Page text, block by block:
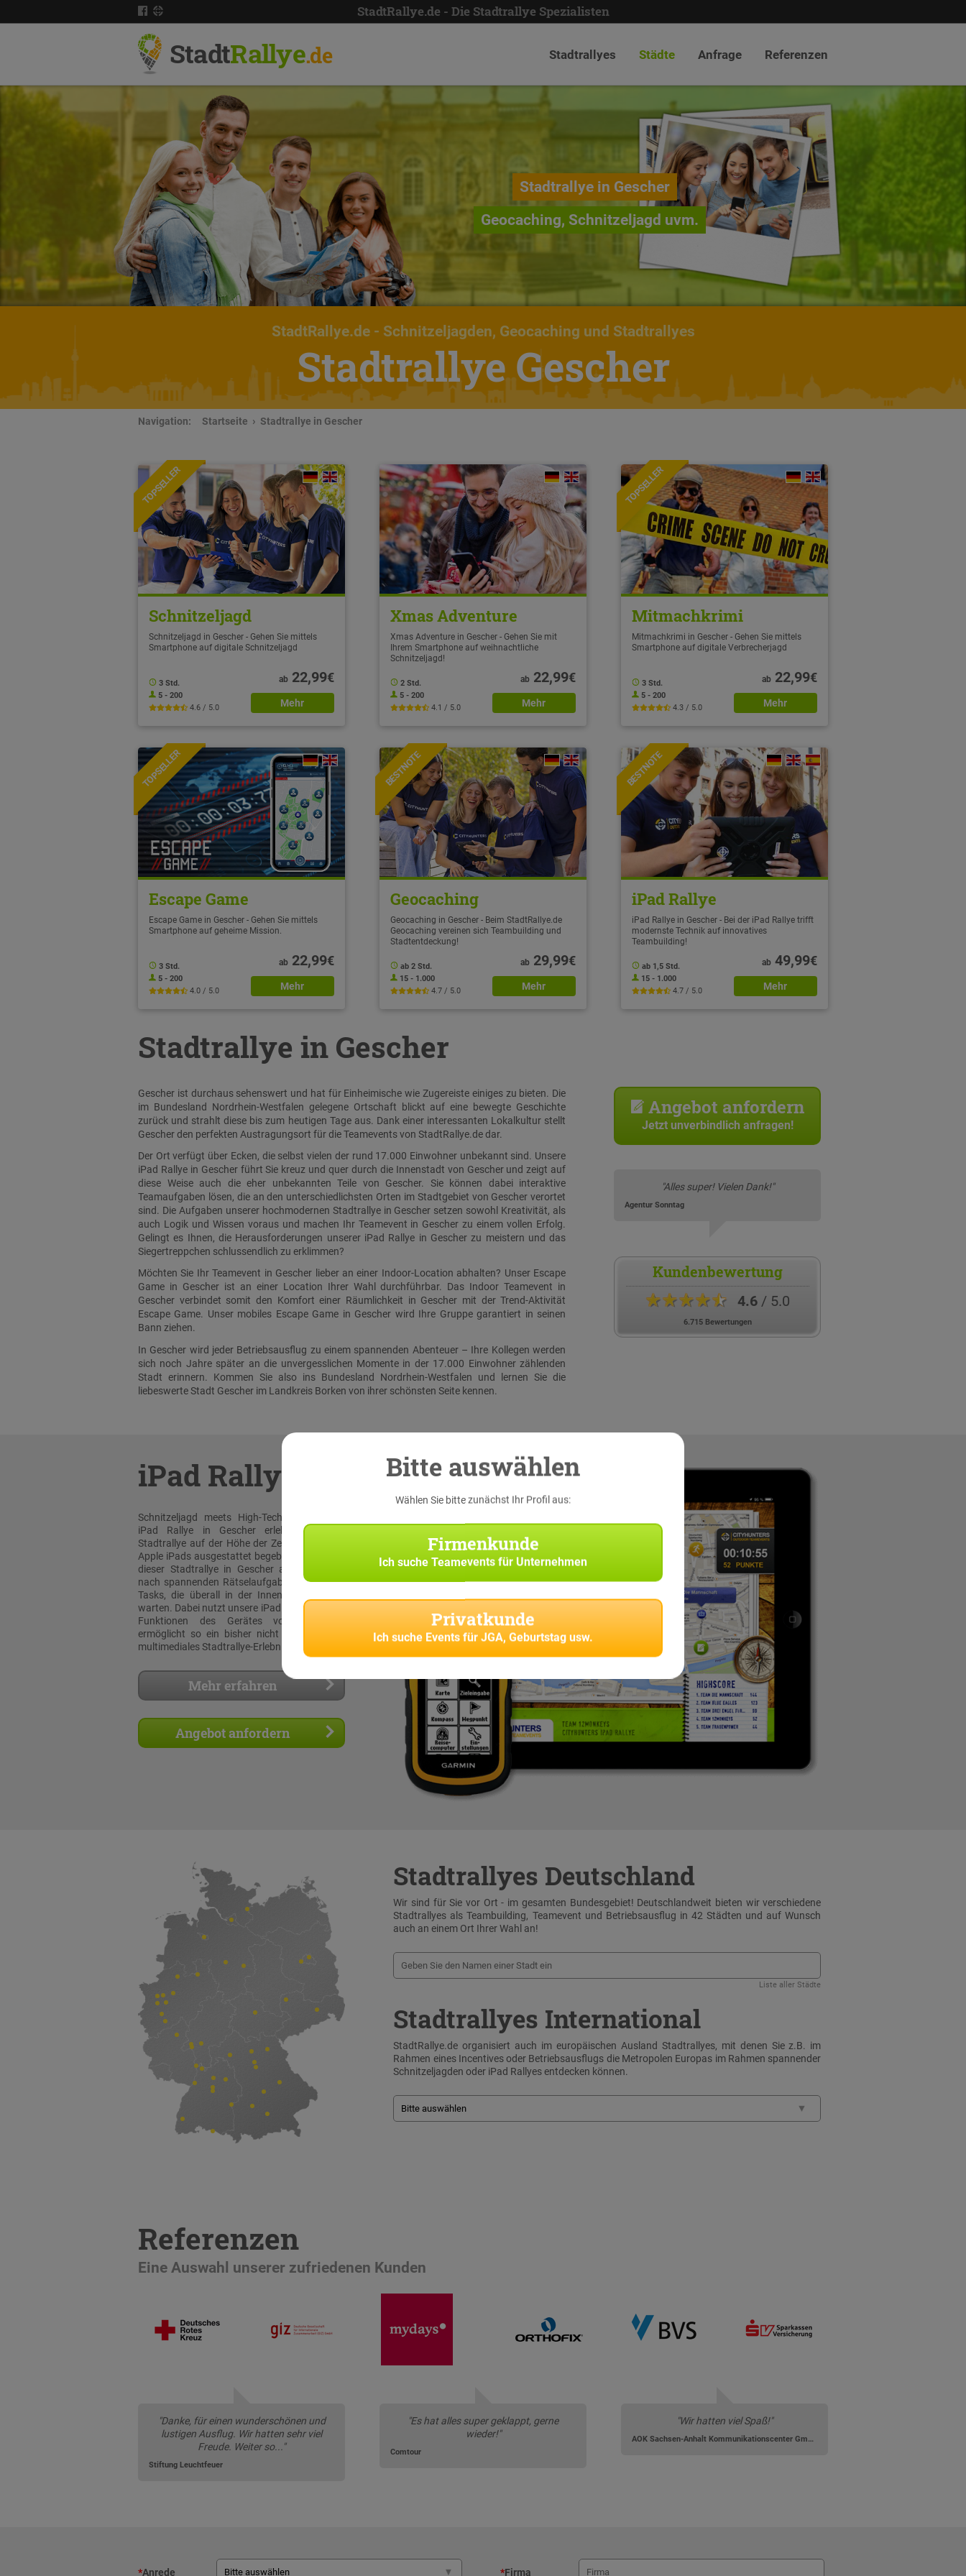
StadtRallye.de - Die Stadtrallye Spezialisten
StadtRallye.de Stadtrallyes Städte Anfrage Referenzen
Stadtrallye in Gescher
Geocaching, Schnitzeljagd uvm.
StadtRallye.de- Schnitzeljagden, Geocaching und Stadtrallyes
Stadtrallye Gescher
Navigation: Startseite Stadtrallye in Gescher
TOPSELLER
Schnitzeljagd
Schnitzeljagd in Gescher - Gehen Sie mittels
Smartphone auf digitale Schnitzeljagd
3 Std.
5 - 200
4.6 / 5.0
ab22,99€
Mehr
Xmas Adventure
Xmas Adventure in Gescher - Gehen Sie mit
Ihrem Smartphone auf weihnachtliche
Schnitzeljagd!
2 Std.
5 - 200
4.1 / 5.0
ab22,99€
Mehr
TOPSELLER
Mitmachkrimi
Mitmachkrimi in Gescher - Gehen Sie mittels
Smartphone auf digitale Verbrecherjagd
3 Std.
5 - 200
4.3 / 5.0
ab22,99€
Mehr
NEU
TOPSELLER
Escape Game
Escape Game in Gescher - Gehen Sie mittels
Smartphone auf geheime Mission.
3 Std.
5 - 200
4.0 / 5.0
ab22,99€
Mehr
BESTNOTE
Geocaching
Geocaching in Gescher - Beim StadtRallye.de
Geocaching vereinen sich Teambuilding und
Stadtentdeckung!
ab 2 Std.
15 - 1.000
4.7 / 5.0
ab29,99€
Mehr
BESTNOTE
iPad Rallye
iPad Rallye in Gescher - Bei der iPad Rallye trifft
modernste Technik auf innovatives
Teambuilding!
ab 1,5 Std.
15 - 1.000
4.7 / 5.0
ab49,99€
Mehr
Stadtrallye in Gescher
Gescher ist durchaus sehenswert und hat für Einheimische wie Zugereiste einiges zu bieten. Die
im Bundesland Nordrhein-Westfalen gelegene Ortschaft blickt auf eine bewegte Geschichte
zurück und strahlt diese bis zum heutigen Tage aus. Dank einer interessanten Lokalkultur stellt
Gescher den perfekten Austragungsort für die Teamevents von StadtRallye.de dar.
Der Ort verfügt über Ecken, die selbst vielen der rund 17.000 Einwohner unbekannt sind. Unsere
iPad Rallye in Gescher führt Sie kreuz und quer durch die Innenstadt von Gescher und zeigt auf
diese Weise auch die eher unbekannten Teile von Gescher. Sie können dabei interaktive
Teamaufgaben lösen, die an den unterschiedlichsten Orten im Stadtgebiet von Gescher verortet
sind. Die Aufgaben unserer hochmodernen Stadtrallye in Gescher setzen sowohl Kreativität, als
auch Logik und Wissen voraus und machen Ihr Teamevent in Gescher zu einem vollen Erfolg.
Gelingt es Ihnen, die Herausforderungen unserer iPad Rallye in Gescher zu meistern und das
Siegertreppchen schlussendlich zu erklimmen?
Möchten Sie Ihr Teamevent in Gescher lieber an einer Indoor-Location abhalten? Unser Escape
Game in Gescher ist an einer Location Ihrer Wahl durchführbar. Das Indoor Teamevent in
Gescher verbindet somit den Komfort einer Räumlichkeit in Gescher mit der Trend-Aktivität
Escape Game. Unser mobiles Escape Game in Gescher wird Ihre Gruppe garantiert in seinen
Bann ziehen.
In Gescher wird jeder Betriebsausflug zu einem spannenden Abenteuer – Ihre Kollegen werden
sich noch Jahre später an die unvergesslichen Momente in der 17.000 Einwohner zählenden
Stadt erinnern. Kommen Sie also ins Bundesland Nordrhein-Westfalen und lernen Sie die
liebeswerte Stadt Gescher im Landkreis Borken von ihrer schönsten Seite kennen.
Angebot anfordern
Jetzt unverbindlich anfragen!
"Alles super! Vielen Dank!"
Agentur Sonntag
Kundenbewertung
★★★★★ 4.6/ 5.0
6.715 Bewertungen
iPad Rallye
Schnitzeljagd meets High-Tech: Bei unserer
iPad Rallye in Gescher erleben sie eine
Stadtrallye auf der Höhe der Zeit! Mit original
Apple iPads ausgestattet begeben Sie sich bei
dieser Stadtrallye in Gescher auf die Suche
nach spannenden Rätselaufgaben und Team-
Tasks, die überall in der Innenstadt auf Sie
warten. Dabei nutzt unsere iPad Rallye App die
Funktionen des Gerätes voll aus und
ermöglicht so ein bisher nicht dagewesenes
multimediales Stadtrallye-Erlebnis!
Mehr erfahren
Angebot anfordern
Stadtrallyes Deutschland
Wir sind für Sie vor Ort - im gesamten Bundesgebiet! Deutschlandweit bieten wir verschiedene
Stadtrallyes als Teambuilding, Teamevent und Betriebsausflug in 42 Städten und auf Wunsch
auch an einem Ort Ihrer Wahl an!
Liste aller Städte
Stadtrallyes International
StadtRallye.de organisiert auch im europäischen Ausland Stadtrallyes, mit denen Sie z.B. im
Rahmen eines Incentives oder Betriebsausflugs die Metropolen Europas im Rahmen spannender
Schnitzeljagden oder iPad Rallyes entdecken können.
Referenzen
Eine Auswahl unserer zufriedenen Kunden
"Danke, für einen wunderschönen und
lustigen Ausflug. Wir hatten sehr viel
Freude. Weiter so..."
Stiftung Leuchtfeuer
"Es hat alles super geklappt, gerne
wieder!"
Comtour
"Wir hatten viel Spaß!"
AOK Sachsen-Anhalt Kommunikationscenter GmbH
*Anrede *Firma
Bitte auswählen
Wählen Sie bitte zunächst Ihr Profil aus:
Firmenkunde
Ich suche Teamevents für Unternehmen
Privatkunde
Ich suche Events für JGA, Geburtstag usw.